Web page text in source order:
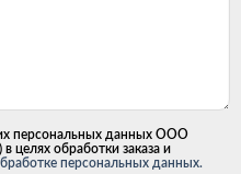
персональных данных ООО
целях обработки заказа и
персональных данных.